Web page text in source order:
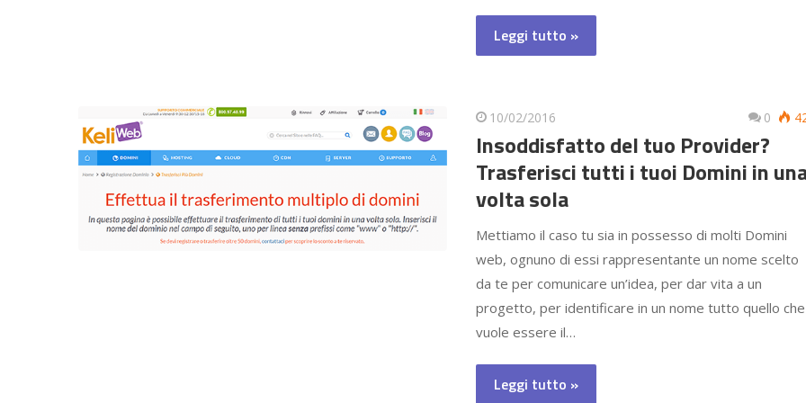
Leggi tutto »
10/02/2016 0
Insoddisfatto del tuo Provider?
Trasferisci tutti i tuoi Domini in
volta sola
Mettiamo il caso tu sia in possesso di molti Domini
web, ognuno di essi rappresentante un nome scelto
da te per comunicare un’idea, per dar vita a un
progetto, per identificare in un nome tutto quello che
vuole essere il…
Leggi tutto »